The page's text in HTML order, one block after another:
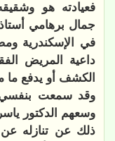
فعيادته هو
جمال برهامي
في الإسكندرية
داعية المريض
الكشف أو يدفع ما
وقد سمعت بنفسي
وسعهم الدكتور
ذلك عن تنازله